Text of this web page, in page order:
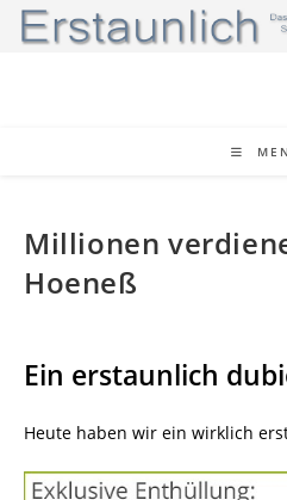
Zum
Inhalt
Millionen
Hoeneß
Ein erstaunlich
Heute haben wir ein wirklich